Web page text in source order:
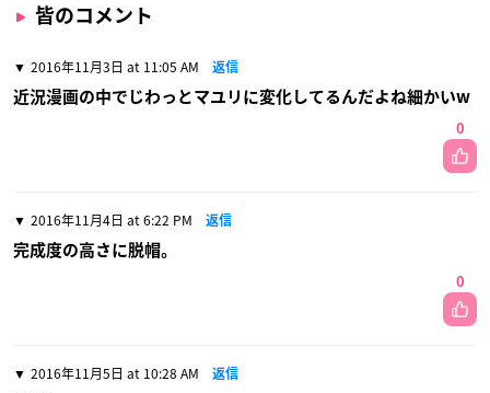
皆のコメント
2016年11月3日 at 11:05 AM 返信
近況漫画の中でじわっとマユリに変化してるんだよね細かいw
0
2016年11月4日 at 6:22 PM 返信
完成度の高さに脱帽。
0
2016年11月5日 at 10:28 AM 返信